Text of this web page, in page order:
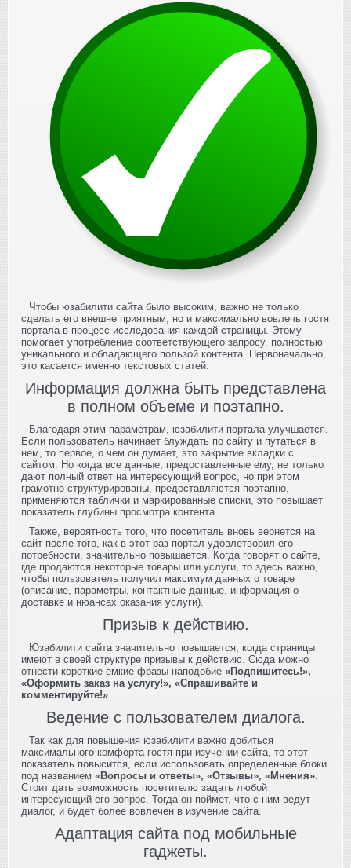
Чтобы юзабилити сайта было высоким, важно не только
сделать его внешне приятным, но и максимально вовлечь гостя
портала в процесс исследования каждой страницы. Этому
помогает употребление соответствующего запросу, полностью
уникального и обладающего пользой контента. Первоначально,
это касается именно текстовых статей.
Информация должна быть представлена
в полном объеме и поэтапно.
Благодаря этим параметрам, юзабилити портала улучшается.
Если пользователь начинает блуждать по сайту и путаться в
нем, то первое, о чем он думает, это закрытие вкладки с
сайтом. Но когда все данные, предоставленные ему, не только
дают полный ответ на интересующий вопрос, но при этом
грамотно структурированы, предоставляются поэтапно,
применяются таблички и маркированные списки, это повышает
показатель глубины просмотра контента.
Также, вероятность того, что посетитель вновь вернется на
сайт после того, как в этот раз портал удовлетворил его
потребности, значительно повышается. Когда говорят о сайте,
где продаются некоторые товары или услуги, то здесь важно,
чтобы пользователь получил максимум данных о товаре
(описание, параметры, контактные данные, информация о
доставке и нюансах оказания услуги).
Призыв к действию.
Юзабилити сайта значительно повышается, когда страницы
имеют в своей структуре призывы к действию. Сюда можно
отнести короткие емкие фразы наподобие «Подпишитесь!»,
«Оформить заказ на услугу!», «Спрашивайте и
комментируйте!».
Ведение с пользователем диалога.
Так как для повышения юзабилити важно добиться
максимального комфорта гостя при изучении сайта, то этот
показатель повысится, если использовать определенные блоки
под названием «Вопросы и ответы», «Отзывы», «Мнения».
Стоит дать возможность посетителю задать любой
интересующий его вопрос. Тогда он поймет, что с ним ведут
диалог, и будет более вовлечен в изучение сайта.
Адаптация сайта под мобильные
гаджеты.